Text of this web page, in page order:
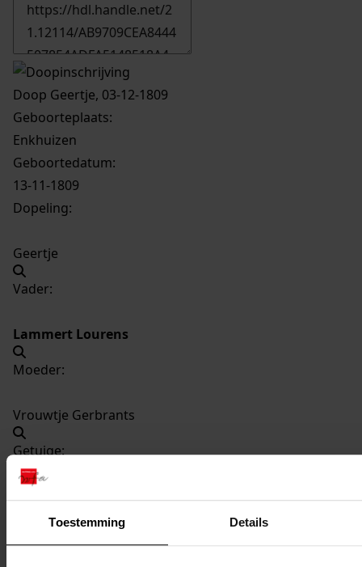
Toestemming Details
Doop Geertje, 03-12-1809
Geboorteplaats:
Enkhuizen
Geboortedatum:
13-11-1809
Dopeling:
Geertje
Vader:
Lammert Lourens
Moeder:
Vrouwtje Gerbrants
Getuige:
Marijtje de Wit
Kerkelijke gezindte: